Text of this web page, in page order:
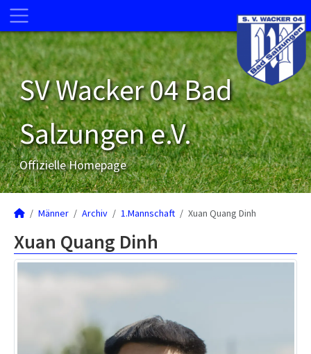
SV Wacker 04 Bad
Salzungen e.V.
Offizielle Homepage
Männer Archiv 1.Mannschaft Xuan Quang Dinh
Xuan Quang Dinh